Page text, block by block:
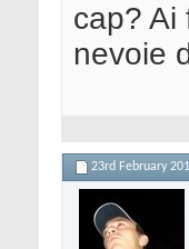
cap? Ai
nevoie
23rd February